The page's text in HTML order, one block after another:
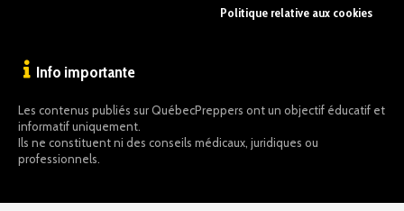
Politique relative aux cookies
Info importante
Les contenus publiés sur QuébecPreppers ont un objectif éducatif et
informatif uniquement.
Ils ne constituent ni des conseils médicaux, juridiques ou
professionnels.